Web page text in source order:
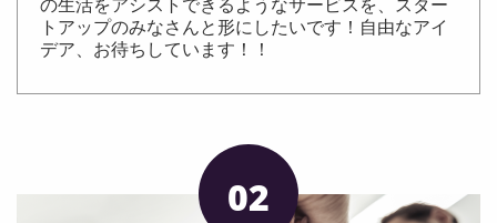
トアップのみなさんと形にしたいです！自由なアイ
デア、お待ちしています！！
02